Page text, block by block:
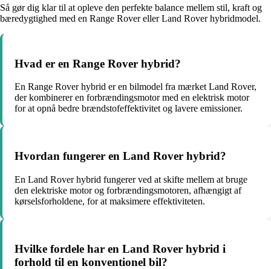
Så gør dig klar til at opleve den perfekte balance mellem stil, kraft og
bæredygtighed med en Range Rover eller Land Rover hybridmodel.
Hvad er en Range Rover hybrid?
En Range Rover hybrid er en bilmodel fra mærket Land Rover,
der kombinerer en forbrændingsmotor med en elektrisk motor
for at opnå bedre brændstofeffektivitet og lavere emissioner.
Hvordan fungerer en Land Rover hybrid?
En Land Rover hybrid fungerer ved at skifte mellem at bruge
den elektriske motor og forbrændingsmotoren, afhængigt af
kørselsforholdene, for at maksimere effektiviteten.
Hvilke fordele har en Land Rover hybrid i
forhold til en konventionel bil?